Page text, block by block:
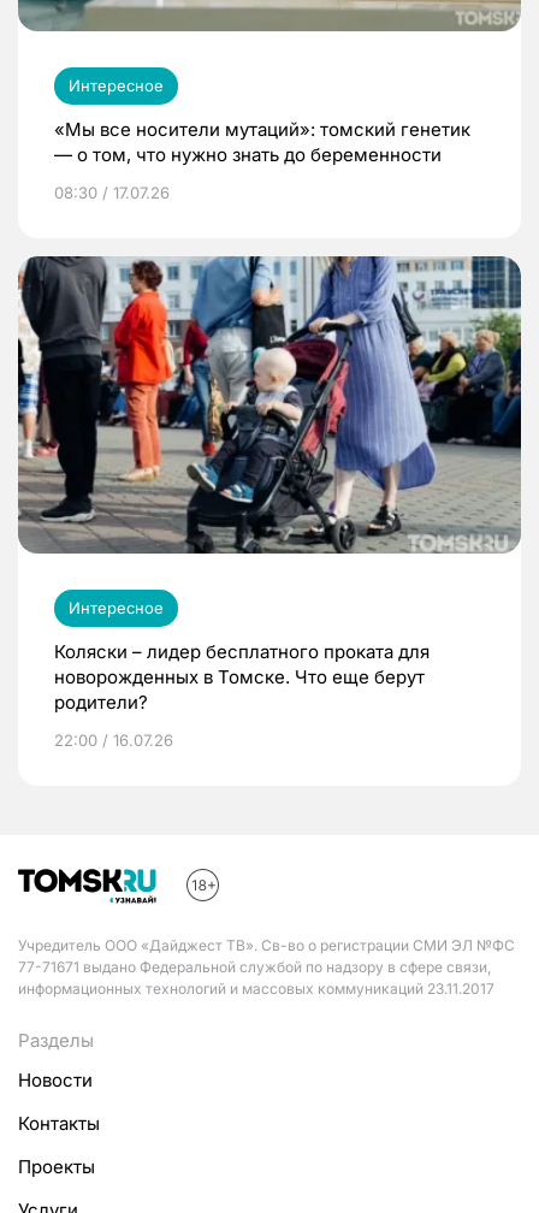
Интересное
«Мы все носители мутаций»: томский генетик
— о том, что нужно знать до беременности
08:30 / 17.07.26
Интересное
Коляски – лидер бесплатного проката для
новорожденных в Томске. Что еще берут
родители?
22:00 / 16.07.26
Учредитель ООО «Дайджест ТВ». Св-во о регистрации СМИ ЭЛ №ФС
77-71671 выдано Федеральной службой по надзору в сфере связи,
информационных технологий и массовых коммуникаций 23.11.2017
Разделы
Новости
Контакты
Проекты